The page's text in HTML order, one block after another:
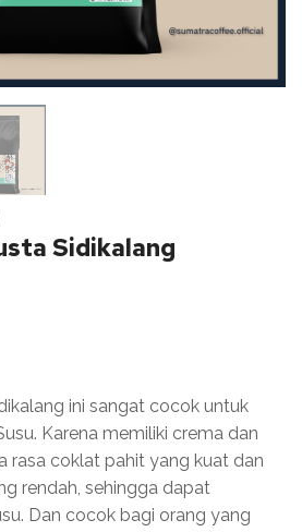
Sidikalang
ini sangat cocok untuk
Karena memiliki crema dan
rasa coklat pahit yang kuat dan
rendah, sehingga dapat
Dan cocok bagi orang yang